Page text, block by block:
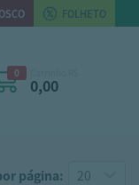
FOLHETO
0
0,00
página: